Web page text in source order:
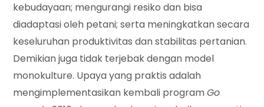
kebudayaan; mengurangi resiko dan bisa
diadaptasi oleh petani; serta meningkatkan secara
keseluruhan produktivitas dan stabilitas pertanian.
Demikian juga tidak terjebak dengan model
monokulture. Upaya yang praktis adalah
mengimplementasikan kembali programGo